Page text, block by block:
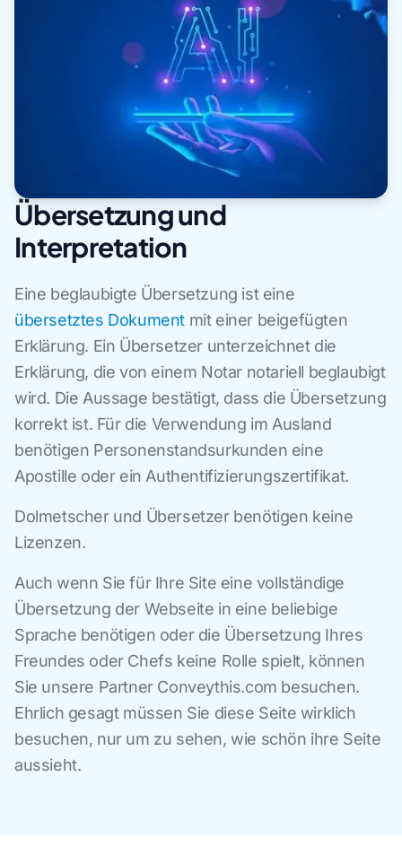
Übersetzung und
Interpretation
Eine beglaubigte Übersetzung ist eine
übersetztes Dokument mit einer beigefügten
Erklärung. Ein Übersetzer unterzeichnet die
Erklärung, die von einem Notar notariell beglaubigt
wird. Die Aussage bestätigt, dass die Übersetzung
korrekt ist. Für die Verwendung im Ausland
benötigen Personenstandsurkunden eine
Apostille oder ein Authentifizierungszertifikat.
Dolmetscher und Übersetzer benötigen keine
Lizenzen.
Auch wenn Sie für Ihre Site eine vollständige
Übersetzung der Webseite in eine beliebige
Sprache benötigen oder die Übersetzung Ihres
Freundes oder Chefs keine Rolle spielt, können
Sie unsere Partner Conveythis.com besuchen.
Ehrlich gesagt müssen Sie diese Seite wirklich
besuchen, nur um zu sehen, wie schön ihre Seite
aussieht.